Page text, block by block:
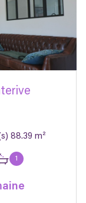
Appartement 4 pièce(s) 3 chambre(s) 88.39 m²
1